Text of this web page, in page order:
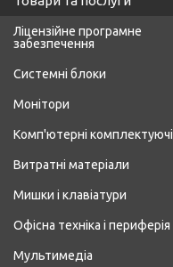
Ліцензійне програмне
забезпечення
Системні блоки
Монітори
Комп'ютерні комплектуючі
Витратні матеріали
Мишки і клавіатури
Офісна техніка і периферія
Мультимедіа